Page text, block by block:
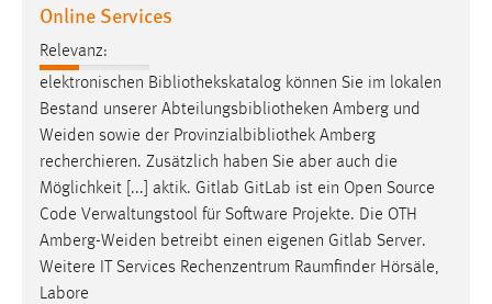
Online Services
Relevanz:
elektronischen Bibliothekskatalog können Sie im lokalen
Bestand unserer Abteilungsbibliotheken Amberg und
Weiden sowie der Provinzialbibliothek Amberg
recherchieren. Zusätzlich haben Sie aber auch die
Möglichkeit [...] aktik. Gitlab GitLab ist ein Open Source
Code Verwaltungstool für Software Projekte. Die OTH
Amberg-Weiden betreibt einen eigenen Gitlab Server.
Weitere IT Services Rechenzentrum Raumfinder Hörsäle,
Labore
Dieser Cookie ist notwendig um sich an der Website
einloggen zu können.
Cookie Laufzeit:
24 Stunden
STATISTIK
Statistik Cookies erfassen Informationen anonym.
Diese Informationen helfen uns zu verstehen, wie
unsere Besucher unsere Website nutzen.